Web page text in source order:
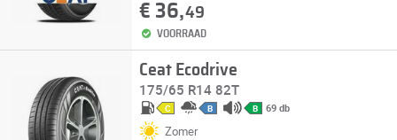
€ 36,49
VOORRAAD
Ceat Ecodrive
175/65 R14 82T
C B B 69 db
Zomer